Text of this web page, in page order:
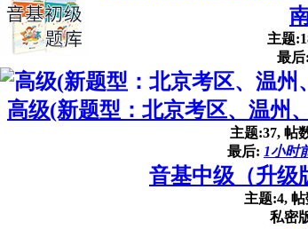
主题
最后:
高级(新题型：北京考区、温州
主题:37, 帖
最后: 1小时
音基中级（升级
主题:4,
私密